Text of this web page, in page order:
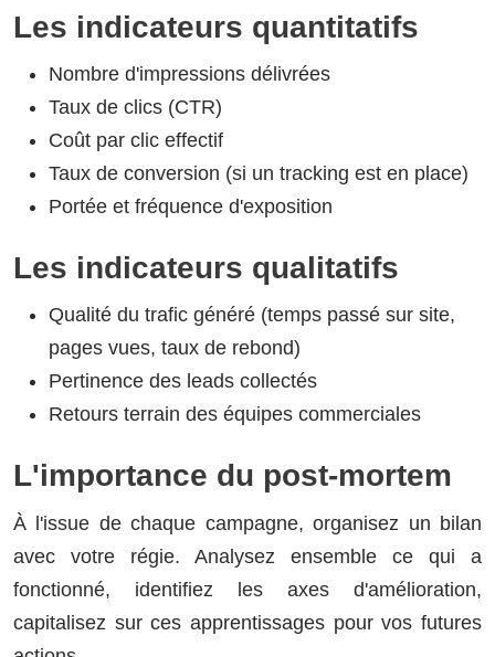
Les indicateurs quantitatifs
Nombre d'impressions délivrées
Taux de clics (CTR)
Coût par clic effectif
Taux de conversion (si un tracking est en place)
Portée et fréquence d'exposition
Les indicateurs qualitatifs
Qualité du trafic généré (temps passé sur site,
pages vues, taux de rebond)
Pertinence des leads collectés
Retours terrain des équipes commerciales
L'importance du post-mortem
À l'issue de chaque campagne, organisez un bilan
avec votre régie. Analysez ensemble ce qui a
fonctionné, identifiez les axes d'amélioration,
capitalisez sur ces apprentissages pour vos futures